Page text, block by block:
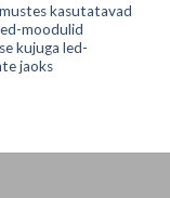
kasutatavad
moodulid
kujuga led-
jaoks